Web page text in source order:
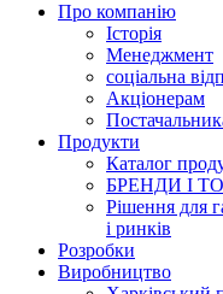
Про компанію
Історія
Менеджмент
соціальна
Акціонерам
Продукти
Каталог
БРЕНДИ І
Рішення для
і ринків
Розробки
Виробництво